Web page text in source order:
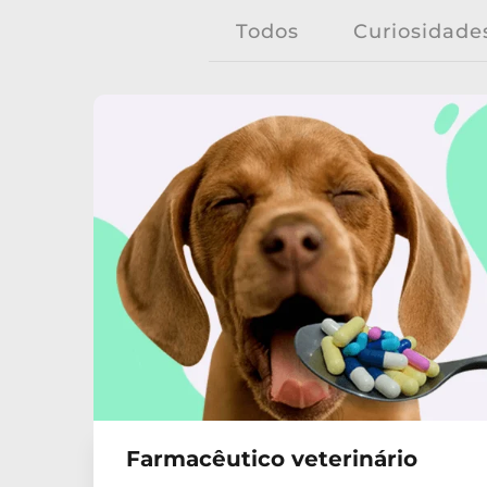
Todos
Farmacêutico veterinário